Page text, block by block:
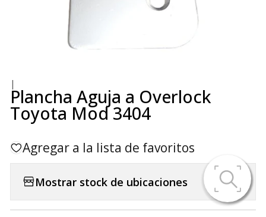
|
Plancha Aguja a Overlock
Toyota Mod 3404
Agregar a la lista de favoritos
Mostrar stock de ubicaciones